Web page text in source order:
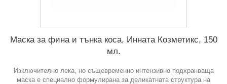
Маска за фина и тънка коса, Инната Козметикс, 150
мл.
Изключително лека, но същевременно интензивно подхранваща
маска е специално формулирана за деликатната структура на